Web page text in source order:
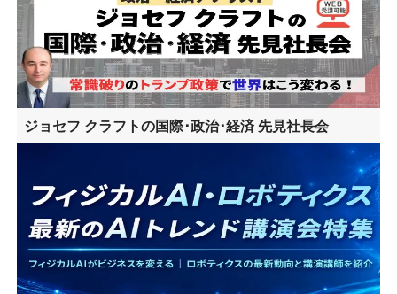
ジョセフ クラフトの国際･政治･経済 先見社長会